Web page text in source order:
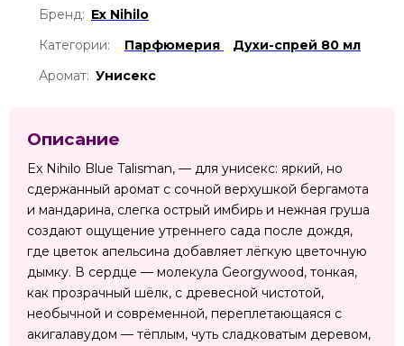
Бренд: Ex Nihilo
Категории:
Парфюмерия
Духи-спрей 80 мл
Аромат: Унисекс
Описание
Ex Nihilo Blue Talisman, — для унисекс: яркий, но
сдержанный аромат с сочной верхушкой бергамота
и мандарина, слегка острый имбирь и нежная груша
создают ощущение утреннего сада после дождя,
где цветок апельсина добавляет лёгкую цветочную
дымку. В сердце — молекула Georgywood, тонкая,
как прозрачный шёлк, с древесной чистотой,
необычной и современной, переплетающаяся с
акигалавудом — тёплым, чуть сладковатым деревом,